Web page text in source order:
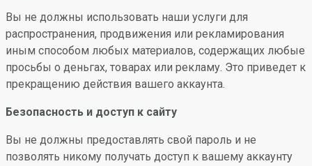
Вы не должны использовать наши услуги для
распространения, продвижения или рекламирования
иным способом любых материалов, содержащих любые
просьбы о деньгах, товарах или рекламу. Это приведет к
прекращению действия вашего аккаунта.
Безопасность и доступ к сайту
Вы не должны предоставлять свой пароль и не
позволять никому получать доступ к вашему аккаунту